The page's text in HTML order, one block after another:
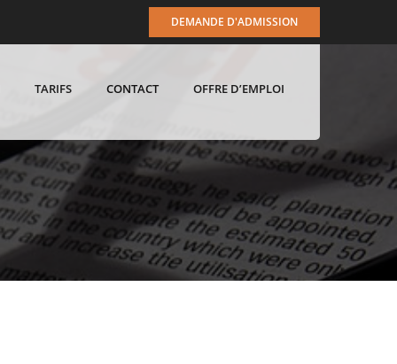
DEMANDE D'ADMISSION
TARIFS CONTACT OFFRE D’EMPLOI